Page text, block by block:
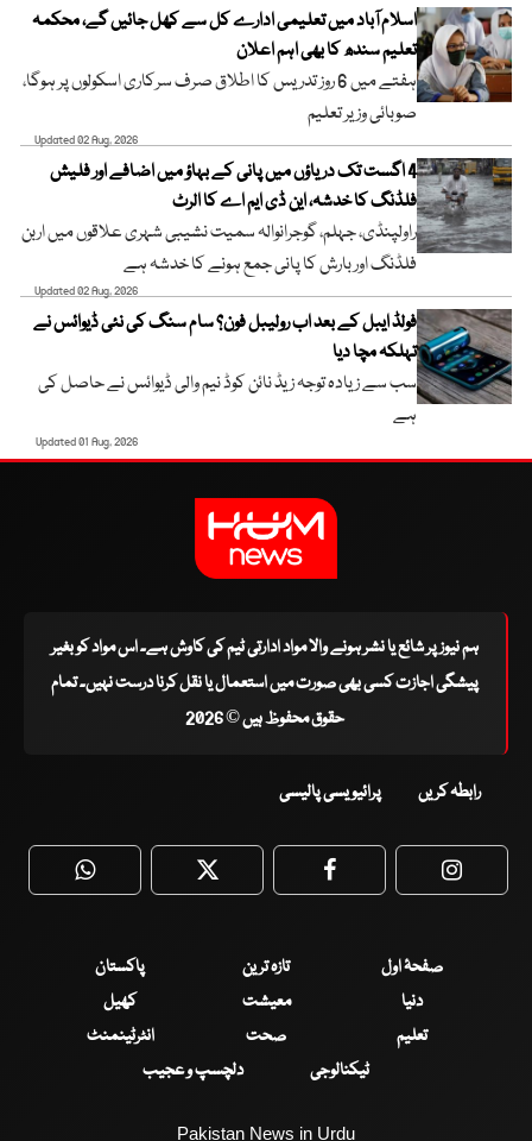
اسلام آباد میں تعلیمی ادارے کل سے کھل جائیں گے، محکمہ
تعلیم سندھ کا بھی اہم اعلان
ہفتے میں 6 روز تدریس کا اطلاق صرف سرکاری اسکولوں پر ہوگا،
صوبائی وزیر تعلیم
Updated 02 Aug, 2026
4 اگست تک دریاؤں میں پانی کے بہاؤ میں اضافے اور فلیش
فلڈنگ کا خدشہ، این ڈی ایم اے کا الرٹ
راولپنڈی، جہلم، گوجرانوالہ سمیت نشیبی شہری علاقوں میں اربن
فلڈنگ اور بارش کا پانی جمع ہونے کا خدشہ ہے
Updated 02 Aug, 2026
فولڈ ایبل کے بعد اب رولیبل فون؟ سام سنگ کی نئی ڈیوائس نے
تہلکہ مچا دیا
سب سے زیادہ توجہ زیڈ نائن کوڈ نیم والی ڈیوائس نے حاصل کی
ہے
Updated 01 Aug, 2026
ہم نیوز پر شائع یا نشر ہونے والا مواد ادارتی ٹیم کی کاوش ہے۔ اس مواد کو بغیر
پیشگی اجازت کسی بھی صورت میں استعمال یا نقل کرنا درست نہیں۔ تمام
حقوق محفوظ ہیں © 2026
رابطہ کریں پرائیویسی پالیسی
WhatsApp Twitter Facebook
صفحۂ اول تازہ ترین
پاکستان
دنیا
معیشت
کھیل
تعلیم
صحت
انٹرٹینمنٹ
ٹیکنالوجی
دلچسپ و عجیب
Pakistan News in Urdu